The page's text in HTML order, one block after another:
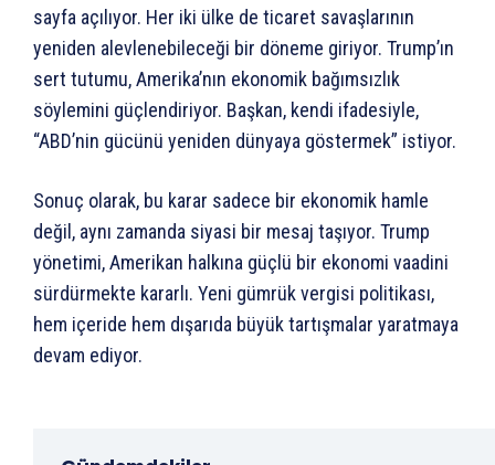
sayfa açılıyor. Her iki ülke de ticaret savaşlarının
yeniden alevlenebileceği bir döneme giriyor. Trump’ın
sert tutumu, Amerika’nın ekonomik bağımsızlık
söylemini güçlendiriyor. Başkan, kendi ifadesiyle,
“ABD’nin gücünü yeniden dünyaya göstermek” istiyor.
Sonuç olarak, bu karar sadece bir ekonomik hamle
değil, aynı zamanda siyasi bir mesaj taşıyor. Trump
yönetimi, Amerikan halkına güçlü bir ekonomi vaadini
sürdürmekte kararlı. Yeni gümrük vergisi politikası,
hem içeride hem dışarıda büyük tartışmalar yaratmaya
devam ediyor.